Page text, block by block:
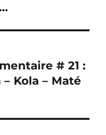
# 21 :
Kola – Maté